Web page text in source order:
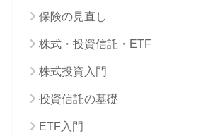
保険の見直し
株式・投資信託・ETF
株式投資入門
投資信託の基礎
ETF入門